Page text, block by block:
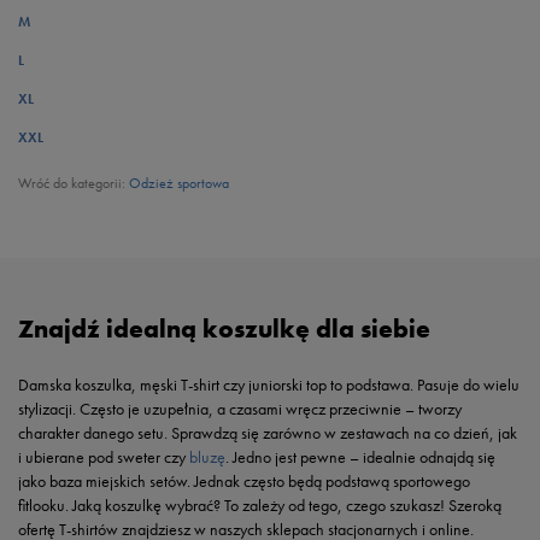
M
L
XL
XXL
Wróć do kategorii: Odzież sportowa
Znajdź idealną koszulkę dla siebie
Damska koszulka, męski T-shirt czy juniorski top to podstawa. Pasuje do wielu
stylizacji. Często je uzupełnia, a czasami wręcz przeciwnie – tworzy
charakter danego setu. Sprawdzą się zarówno w zestawach na co dzień, jak
i ubierane pod sweter czy bluzę. Jedno jest pewne – idealnie odnajdą się
jako baza miejskich setów. Jednak często będą podstawą sportowego
fitlooku. Jaką koszulkę wybrać? To zależy od tego, czego szukasz! Szeroką
ofertę T-shirtów znajdziesz w naszych sklepach stacjonarnych i online.